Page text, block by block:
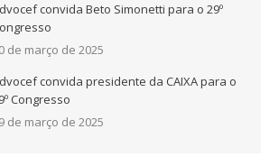
convida Beto Simonetti para o 29º
de março de 2025
convida presidente da CAIXA para o
Congresso
de março de 2025